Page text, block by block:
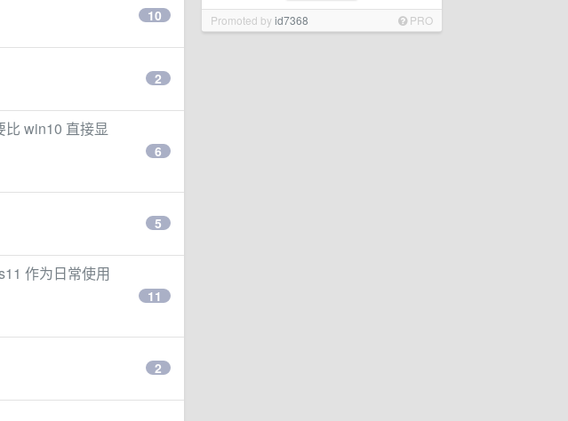
Promoted byid7368 PRO
10
2
win10 直接显
6
5
作为日常使用
11
2